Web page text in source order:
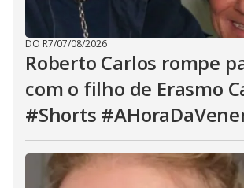
DO R7/07/08/2026
Roberto Carlos rompe
com o filho de Erasmo
#Shorts